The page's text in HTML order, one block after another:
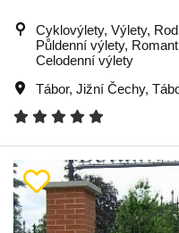
Cyklovýlety, Výlety,
Půldenní výlety,
Celodenní výlety
Tábor, Jižní Čechy,